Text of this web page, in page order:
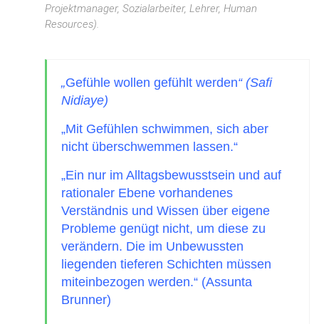
Projektmanager, Sozialarbeiter, Lehrer, Human
Resources).
„Gefühle wollen gefühlt werden“ (Safi
Nidiaye)
„Mit Gefühlen schwimmen, sich aber
nicht überschwemmen lassen.“
„Ein nur im Alltagsbewusstsein und auf
rationaler Ebene vorhandenes
Verständnis und Wissen über eigene
Probleme genügt nicht, um diese zu
verändern. Die im Unbewussten
liegenden tieferen Schichten müssen
miteinbezogen werden.“ (Assunta
Brunner)